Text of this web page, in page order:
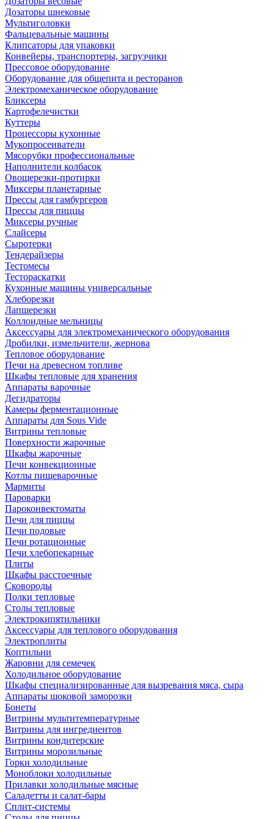
Дозаторы шнековые
Мультиголовки
Фальцевальные машины
Клипсаторы для упаковки
Конвейеры, транспортеры, загрузчики
Прессовое оборудование
Оборудование для общепита и ресторанов
Электромеханическое оборудование
Бликсеры
Картофелечистки
Куттеры
Процессоры кухонные
Мукопросеиватели
Мясорубки профессиональные
Наполнители колбасок
Овощерезки-протирки
Миксеры планетарные
Прессы для гамбургеров
Прессы для пиццы
Миксеры ручные
Слайсеры
Сыротерки
Тендерайзеры
Тестомесы
Тестораскатки
Кухонные машины универсальные
Хлеборезки
Лапшерезки
Коллоидные мельницы
Аксессуары для электромеханического оборудования
Дробилки, измельчители, жернова
Тепловое оборудование
Печи на древесном топливе
Шкафы тепловые для хранения
Аппараты варочные
Дегидраторы
Камеры ферментационные
Аппараты для Sous Vide
Витрины тепловые
Поверхности жарочные
Шкафы жарочные
Печи конвекционные
Котлы пищеварочные
Мармиты
Пароварки
Пароконвектоматы
Печи для пиццы
Печи подовые
Печи ротационные
Печи хлебопекарные
Плиты
Шкафы расстоечные
Сковороды
Полки тепловые
Столы тепловые
Электрокипятильники
Аксессуары для теплового оборудования
Электроплиты
Коптильни
Жаровни для семечек
Холодильное оборудование
Шкафы специализированные для вызревания мяса, сыра
Аппараты шоковой заморозки
Бонеты
Витрины мультитемпературные
Витрины для ингредиентов
Витрины кондитерские
Витрины морозильные
Горки холодильные
Моноблоки холодильные
Прилавки холодильные мясные
Саладетты и салат-бары
Сплит-системы